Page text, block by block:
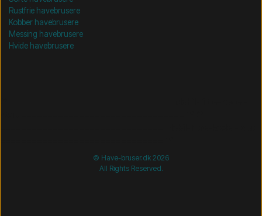
Rustfrie havebrusere
Kobber havebrusere
Messing havebrusere
Hvide havebrusere
© Have-bruser.dk 2026
All Rights Reserved.